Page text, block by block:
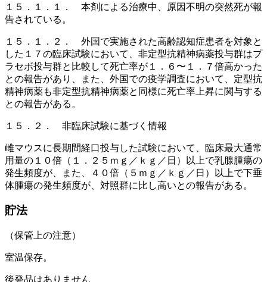
１５．１．１． 本剤による治療中、原因不明の突然死が報
告されている。
１５．１．２． 外国で実施された高齢認知症患者を対象と
した１７の臨床試験において、非定型抗精神病薬投与群はプ
ラセボ投与群と比較して死亡率が１．６〜１．７倍高かった
との報告があり、また、外国での疫学調査において、定型抗
精神病薬も非定型抗精神病薬と同様に死亡率上昇に関与する
との報告がある。
１５．２． 非臨床試験に基づく情報
雌マウスに長期間経口投与した試験において、臨床最大通常
用量の１０倍（１．２５ｍｇ／ｋｇ／日）以上で乳腺腫瘍の
発生頻度が、また、４０倍（５ｍｇ／ｋｇ／日）以上で下垂
体腫瘍の発生頻度が、対照群に比し高いとの報告がある。
貯法
（保管上の注意）
室温保存。
後発品はありません